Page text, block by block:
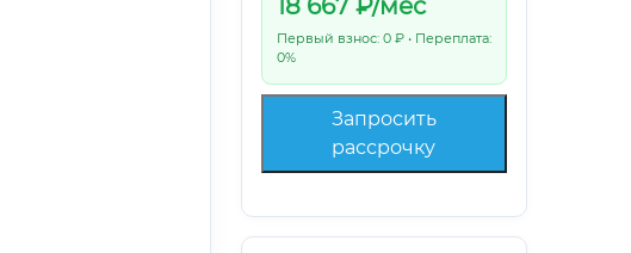
18 667₽/мес
Первый взнос: 0 ₽ • Переплата:
0%
Запросить
рассрочку